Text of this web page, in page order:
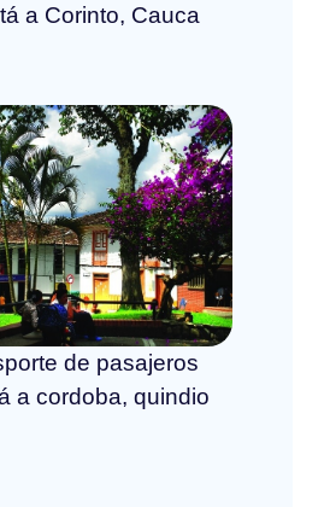
a Corinto, Cauca
de pasajeros
a cordoba, quindio